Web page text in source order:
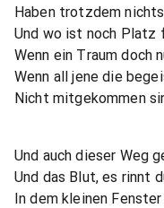
Haben trotzdem
Und wo ist noch Platz
Wenn ein Traum doch
Wenn all jene die
Nicht mitgekommen
Und auch dieser Weg
Und das Blut, es rinnt
In dem kleinen